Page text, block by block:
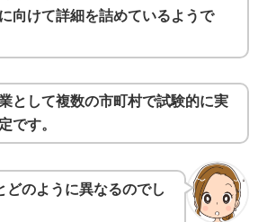
向けて詳細を詰めているようで
として複数の市町村で試験的に実
です。
どのように異なるのでし